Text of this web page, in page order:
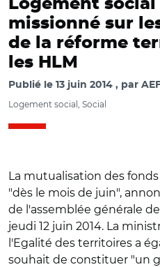
Logement social
missionné sur
de la réforme
les HLM
Publié le 13 juin 2014 par
Logement social, Social
La mutualisation des
"dès le mois de juin",
de l'assemblée générale
jeudi 12 juin 2014. La
l'Egalité des territoires a
souhait de constituer "un